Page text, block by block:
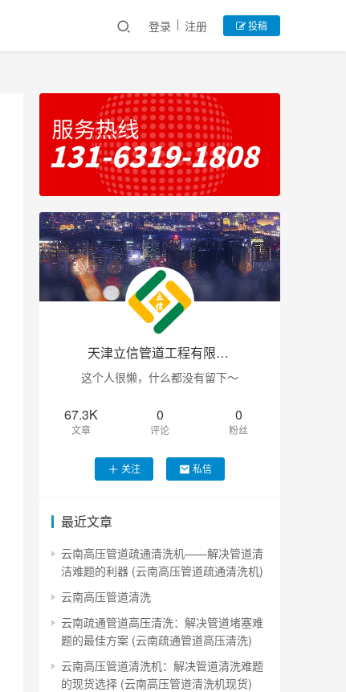
登录 注册 投稿
天津立信管道工程有限公司
这个人很懒，什么都没有留下～
67.3K
文章
0
评论
0
粉丝
关注 私信
最近文章
云南高压管道疏通清洗机——解决管道清
洁难题的利器 (云南高压管道疏通清洗机)
云南高压管道清洗
云南疏通管道高压清洗：解决管道堵塞难
题的最佳方案 (云南疏通管道高压清洗)
云南高压管道清洗机：解决管道清洗难题
的现货选择 (云南高压管道清洗机现货)